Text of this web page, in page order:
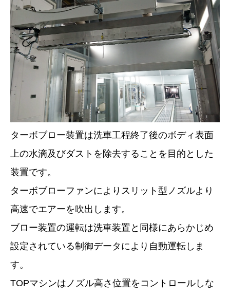
ターボブロー装置は洗車工程終了後のボディ表面
上の水滴及びダストを除去することを目的とした
装置です。
ターボブローファンによりスリット型ノズルより
高速でエアーを吹出します。
ブロー装置の運転は洗車装置と同様にあらかじめ
設定されている制御データにより自動運転しま
す。
TOPマシンはノズル高さ位置をコントロールしな